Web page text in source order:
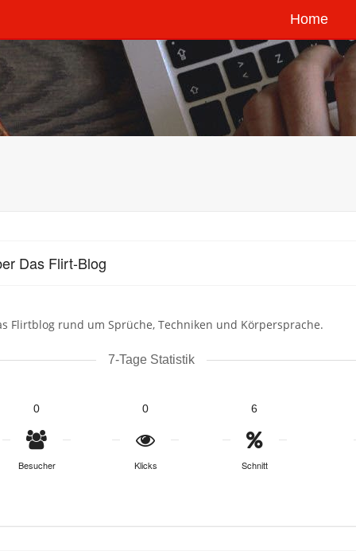
Home
Das Flirt-Blog
Flirtblog rund um Sprüche, Techniken und Körpersprache.
7-Tage Statistik
0
Besucher
0
Klicks
6
Schnitt